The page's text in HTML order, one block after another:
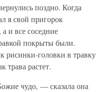
поздно. Когда
я свой пригорок
а и все соседние
покрыты были.
рисинки-головки в травку
трава растет.
чудо, — сказала она